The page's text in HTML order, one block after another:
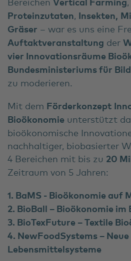
Proteinzutaten, Insekten,
Gräser – war es uns eine
Auftaktveranstaltung der
vier Innovationsräume
Bundesministeriums für
zu moderieren.
Mit dem Förderkonzept
Bioökonomie unterstützt
bioökonomische
nachhaltiger, biobasierter
4 Bereichen mit bis zu 20
Zeitraum von 5 Jahren:
1. BaMS - Bioökonomie auf
2. BioBall – Bioökonomie
3. BioTexFuture – Textile
4. NewFoodSystems – Neue
Lebensmittelsysteme